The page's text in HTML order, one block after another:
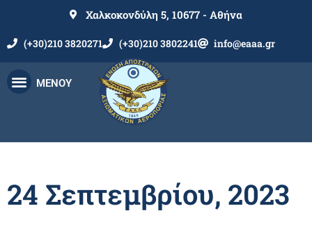
Χαλκοκονδύλη 5, 10677 - Αθήνα
(+30)210 3820271 (+30)210 3802241 info@eaaa.gr
ΜΕΝΟΥ
24 Σεπτεμβρίου, 2023